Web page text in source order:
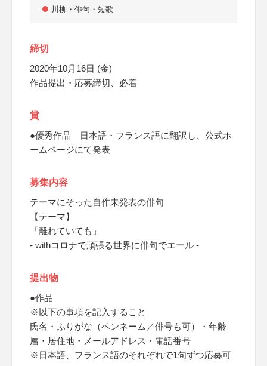
川柳・俳句・短歌
締切
2020年10月16日 (金)
作品提出・応募締切、必着
賞
●優秀作品 日本語・フランス語に翻訳し、公式ホ
ームページにて発表
募集内容
テーマにそった自作未発表の俳句
【テーマ】
「離れていても」
- withコロナで頑張る世界に俳句でエール -
提出物
●作品
※以下の事項を記入すること
氏名・ふりがな（ペンネーム／俳号も可）・年齢
層・居住地・メールアドレス・電話番号
※日本語、フランス語のそれぞれで1句ずつ応募可